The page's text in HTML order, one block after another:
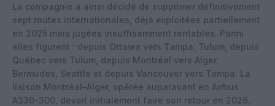
La compagnie a ainsi décidé de supprimer définitivement
sept routes internationales, déjà exploitées partiellement
en 2025 mais jugées insuffisamment rentables. Parmi
elles figurent : depuis Ottawa vers Tampa, Tulum, depuis
Québec vers Tulum, depuis Montréal vers Alger,
Bermudes, Seattle et depuis Vancouver vers Tampa. La
liaison Montréal–Alger, opérée auparavant en Airbus
A330-300, devait initialement faire son retour en 2026,